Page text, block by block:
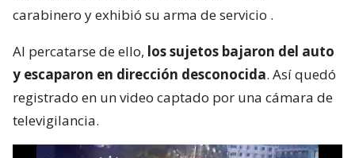
carabinero y exhibió su arma de servicio .
Al percatarse de ello, los sujetos bajaron del auto
y escaparon en dirección desconocida. Así quedó
registrado en un video captado por una cámara de
televigilancia.